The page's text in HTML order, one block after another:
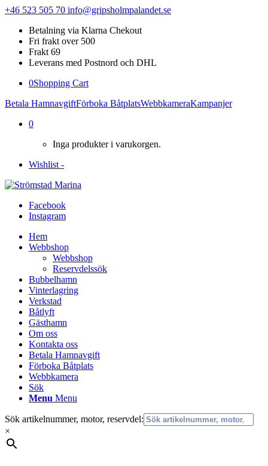
+46 523 505 70 info@gripsholmpalandet.se
Betalning via Klarna Chekout
Fri frakt over 500
Frakt 69
Leverans med Postnord och DHL
0Shopping Cart
Betala HamnavgiftFörboka BåtplatsWebbkameraKampanjer
0
Inga produkter i varukorgen.
Wishlist -
Facebook
Instagram
Hem
Webbshop
Webbshop
Reservdelssök
Bubbelhamn
Vinterlagring
Verkstad
Båtlyft
Gästhamn
Om oss
Kontakta oss
Betala Hamnavgift
Förboka Båtplats
Webbkamera
Sök
Menu Menu
Sök artikelnummer, motor, reservdel:
×